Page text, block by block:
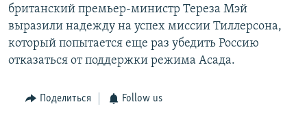
британский премьер-министр Тереза Мэй
выразили надежду на успех миссии Тиллерсона,
который попытается еще раз убедить Россию
отказаться от поддержки режима Асада.
Поделиться Follow us